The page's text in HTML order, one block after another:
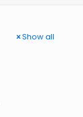
Show all